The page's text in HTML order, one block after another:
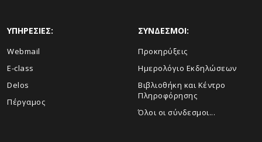
ΥΠΗΡΕΣΙΕΣ:
Webmail
E-class
Delos
Πέργαμος
ΣΥΝΔΕΣΜΟΙ:
Προκηρύξεις
Ημερολόγιο Εκδηλώσεων
Βιβλιοθήκη και Κέντρο
Πληροφόρησης
Όλοι οι σύνδεσμοι...